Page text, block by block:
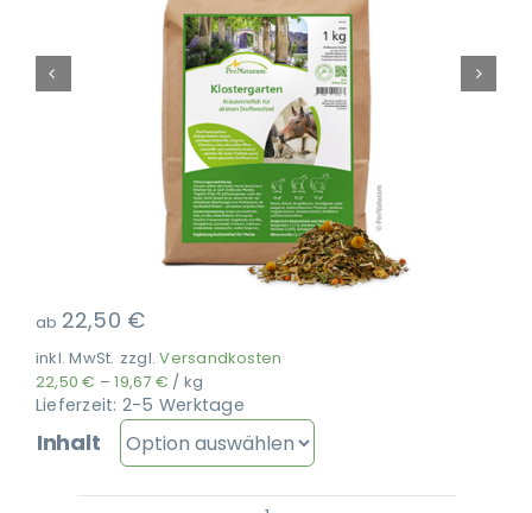
ab 22,50 €
inkl. MwSt. zzgl.Versandkosten
22,50€ –19,67 € / kg
Lieferzeit: 2-5 Werktage
Inhalt